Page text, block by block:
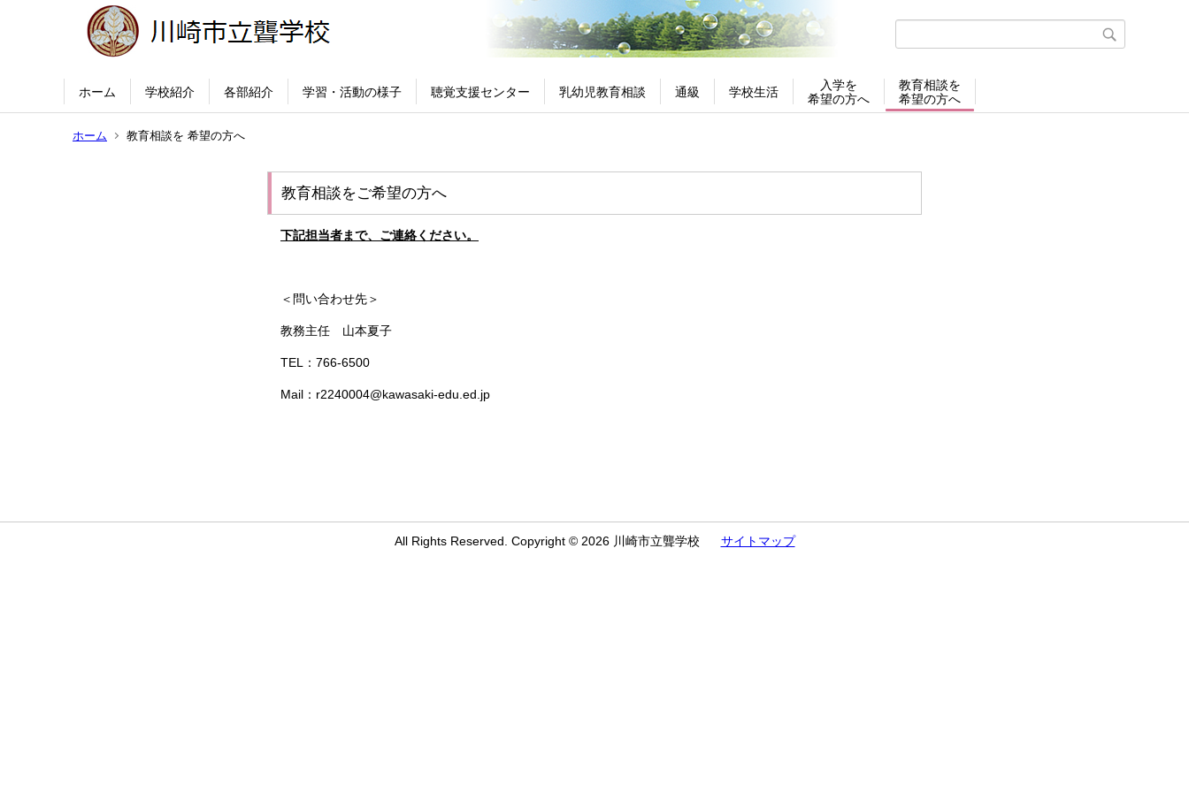
ホーム 学校紹介 各部紹介 学習・活動の様子 聴覚支援センター 乳幼児教育相談 通級 学校生活
入学を
希望の方へ
教育相談を
希望の方へ
ホーム 教育相談を 希望の方へ
教育相談をご希望の方へ
下記担当者まで、ご連絡ください。
＜問い合わせ先＞
教務主任 山本夏子
TEL：766-6500
Mail：r2240004@kawasaki-edu.ed.jp
All Rights Reserved. Copyright © 2026 川崎市立聾学校 サイトマップ